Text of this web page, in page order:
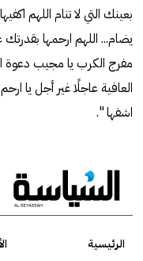
بعينك التي لا تنام اللهم
يضام... اللهم ارحمها بقدرتك
مفرج الكرب يا مجيب دعوة
العافية عاجلًا غير أجل يا
اشفها ".
الرئيسية